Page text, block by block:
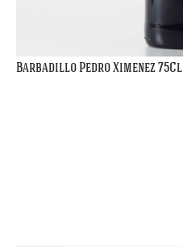
Barbadillo Pedro Ximenez 75Cl